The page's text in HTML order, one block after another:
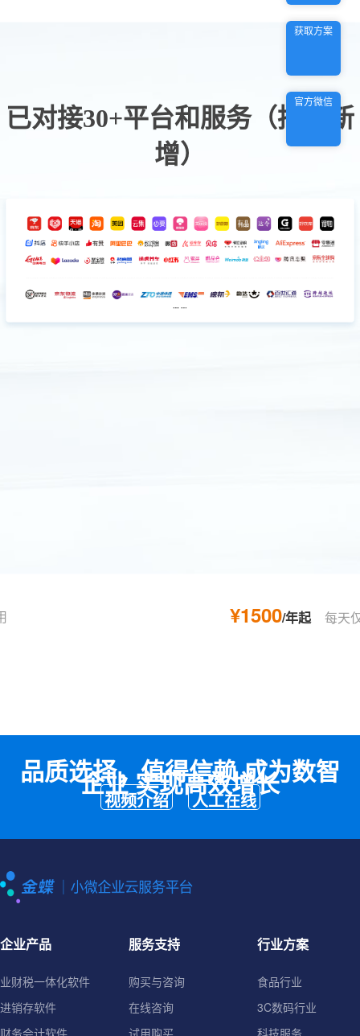
已对接30+平台和服务（持续新
增）
¥1500/年起 每天
品质选择，值得信赖 成为数智
企业 实现高效增长
视频介绍 人工在线
企业产品
业财税一体化软件
进销存软件
财务会计软件
服务支持
购买与咨询
在线咨询
试用购买
行业方案
食品行业
3C数码行业
科技服务
获取方案
官方微信